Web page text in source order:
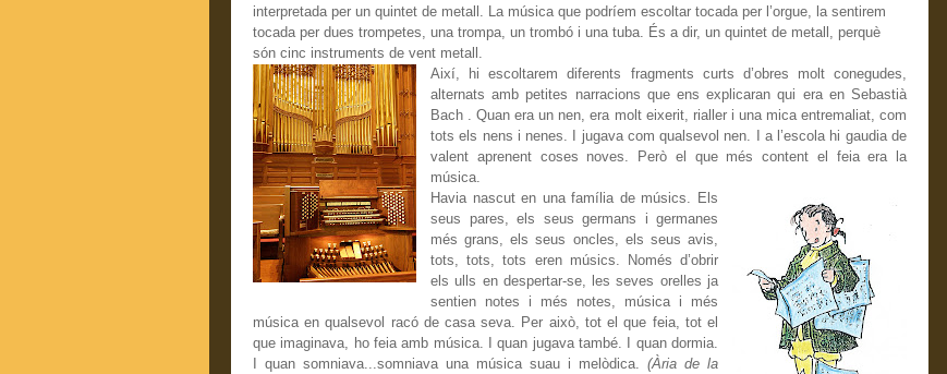
interpretada per un quintet de metall. La música que podríem escoltar tocada per l’orgue, la sentirem
tocada per dues trompetes, una trompa, un trombó i una tuba. És a dir, un quintet de metall, perquè
són cinc instruments de vent metall.
Així, hi escoltarem diferents fragments curts d’obres molt conegudes,
alternats amb petites narracions que ens explicaran qui era en Sebastià
Bach . Quan era un nen, era molt eixerit, rialler i una mica entremaliat, com
tots els nens i nenes. I jugava com qualsevol nen. I a l’escola hi gaudia de
valent aprenent coses noves. Però el que més content el feia era la
música.
Havia nascut en una família de músics. Els
seus pares, els seus germans i germanes
més grans, els seus oncles, els seus avis,
tots, tots, tots eren músics. Només d’obrir
els ulls en despertar-se, les seves orelles ja
sentien notes i més notes, música i més
música en qualsevol racó de casa seva. Per això, tot el que feia, tot el
que imaginava, ho feia amb música. I quan jugava també. I quan dormia.
I quan somniava...somniava una música suau i melòdica. (Ària de la